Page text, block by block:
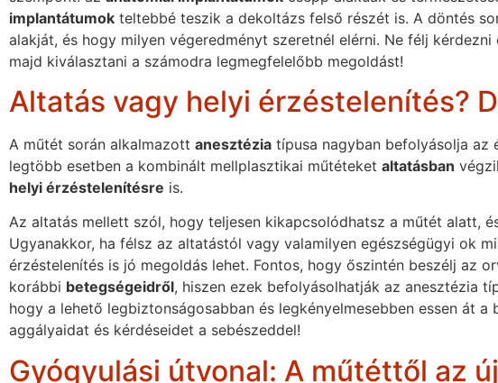
implantátumok teltebbé teszik a dekoltázs felső részét is. A döntés
alakját, és hogy milyen végeredményt szeretnél elérni. Ne félj
majd kiválasztani a számodra legmegfelelőbb megoldást!
Altatás vagy helyi érzéstelenítés?
A műtét során alkalmazott anesztézia típusa nagyban befolyásolja az
legtöbb esetben a kombinált mellplasztikai műtéteket altatásban
helyi érzéstelenítésre is.
Az altatás mellett szól, hogy teljesen kikapcsolódhatsz a műtét alatt,
Ugyanakkor, ha félsz az altatástól vagy valamilyen egészségügyi ok
érzéstelenítés is jó megoldás lehet. Fontos, hogy őszintén beszélj az
korábbi betegségeidről, hiszen ezek befolyásolhatják az anesztézia
hogy a lehető legbiztonságosabban és legkényelmesebben essen át
aggályaidat és kérdéseidet a sebészeddel!
Gyógyulási útvonal: A műtéttől az